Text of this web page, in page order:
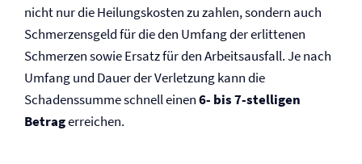
nicht nur die Heilungskosten zu zahlen, sondern auch
Schmerzensgeld für die den Umfang der erlittenen
Schmerzen sowie Ersatz für den Arbeitsausfall. Je nach
Umfang und Dauer der Verletzung kann die
Schadenssumme schnell einen6- bis 7-stelligen
Betragerreichen.